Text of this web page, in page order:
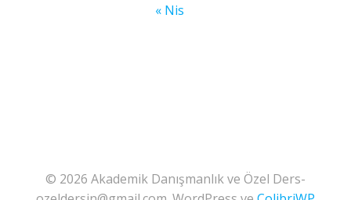
« Nis
© 2026 Akademik Danışmanlık ve Özel Ders-